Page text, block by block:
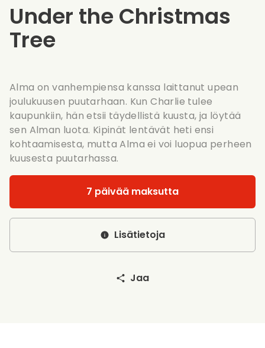
Under the Christmas
Tree
Alma on vanhempiensa kanssa laittanut upean
joulukuusen puutarhaan. Kun Charlie tulee
kaupunkiin, hän etsii täydellistä kuusta, ja löytää
sen Alman luota. Kipinät lentävät heti ensi
kohtaamisesta, mutta Alma ei voi luopua perheen
kuusesta puutarhassa.
7 päivää maksutta
Lisätietoja
Jaa